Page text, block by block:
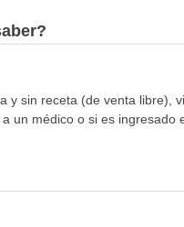
sin receta (de venta libre),
un médico o si es